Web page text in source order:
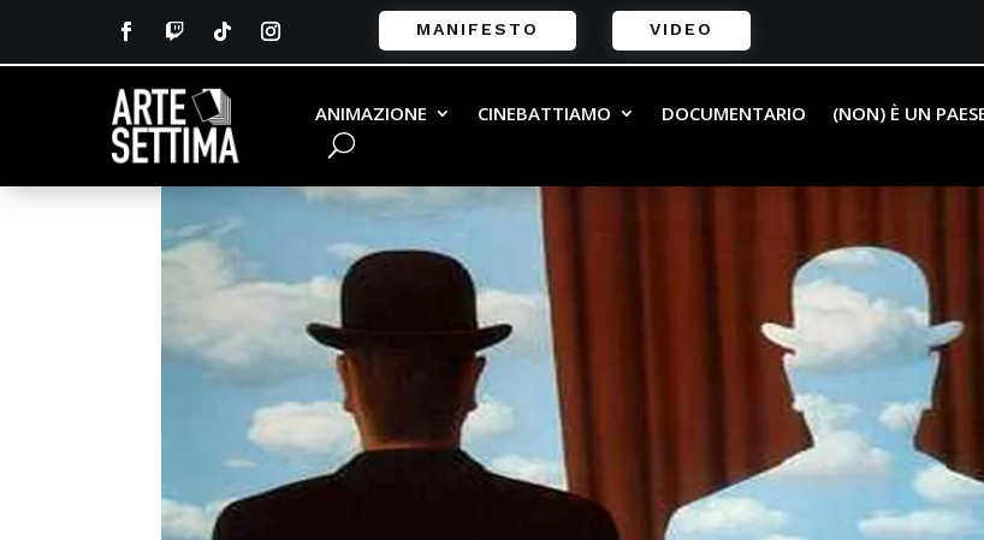
MANIFESTO VIDEO
ANIMAZIONE CINEBATTIAMO DOCUMENTARIO (NON) È UN
image
daGabriele Vinci Mag 10, 2026